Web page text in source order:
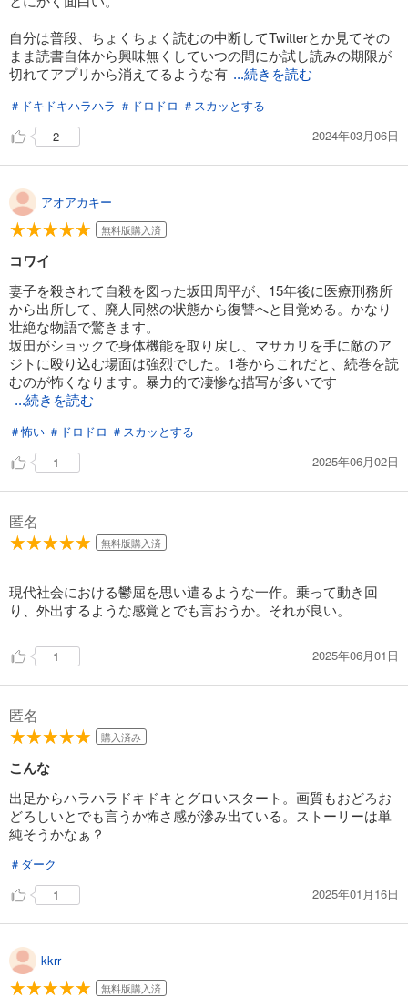
完結
試し読み
あらすじを表示する
鬼ゴロシ 16
880 円 (税込)
試し読み
自分は普段、ちょくちょく読むの中断してTwitterとか見てその
まま読書自体から興味無くしていつの間にか試し読みの期限が
切れてアプリから消えてるような有 ...続きを読む
＃ドキドキハラハラ ＃ドロドロ ＃スカッとする
2
2024年03月06日
アオアカキー
無料版購入済
コワイ
妻子を殺されて自殺を図った坂田周平が、15年後に医療刑務所
から出所して、廃人同然の状態から復讐へと目覚める。かなり
壮絶な物語で驚きます。
坂田がショックで身体機能を取り戻し、マサカリを手に敵のア
ジトに殴り込む場面は強烈でした。1巻からこれだと、続巻を読
むのが怖くなります。暴力的で凄惨な描写が多いです
...続きを読む
＃怖い ＃ドロドロ ＃スカッとする
1
2025年06月02日
匿名
無料版購入済
現代社会における鬱屈を思い遣るような一作。乗って動き回
り、外出するような感覚とでも言おうか。それが良い。
1 2025年06月01日
匿名
購入済み
こんな
出足からハラハラドキドキとグロいスタート。画質もおどろお
どろしいとでも言うか怖さ感が滲み出ている。ストーリーは単
純そうかなぁ？
＃ダーク
1
2025年01月16日
kkrr
無料版購入済